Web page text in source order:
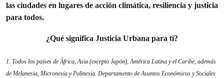
las ciudades en lugares de acción climática, resiliencia y justicia
para todos.
¿Qué significa Justicia Urbana para ti?
1. Todos los países de África, Asia (excepto Japón), América Latina y el Caribe, además
de Melanesia, Micronesia y Polinesia. Departamento de Asuntos Económicos y Sociales